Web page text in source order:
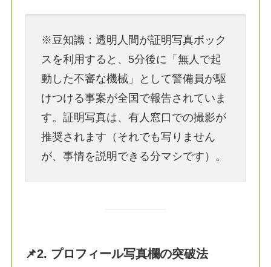
※豆知識：透明人間が証明写真ボック
スを利用すると、5分後に「無人で起
動した不審な機械」として警備員が駆
けつける事案が全国で報告されていま
す。証明写真は、有人窓口での撮影が
推奨されます（それでも写りません
が、事情を説明できる分マシです）。
📌2. プロフィール写真欄の突破法